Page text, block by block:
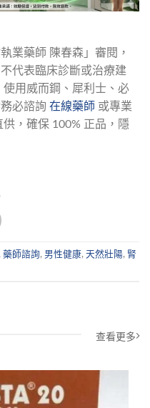
業藥師 陳春森」審閱，
代表臨床診斷或治療建
用威而鋼、犀利士、必
必諮詢 在線藥師 或專業
，確保 100% 正品，隱
藥師諮詢, 男性健康, 天然壯陽, 腎
查看更多